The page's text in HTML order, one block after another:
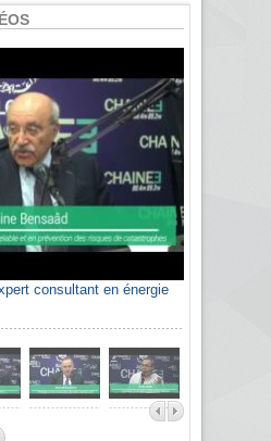
consultant en énergie